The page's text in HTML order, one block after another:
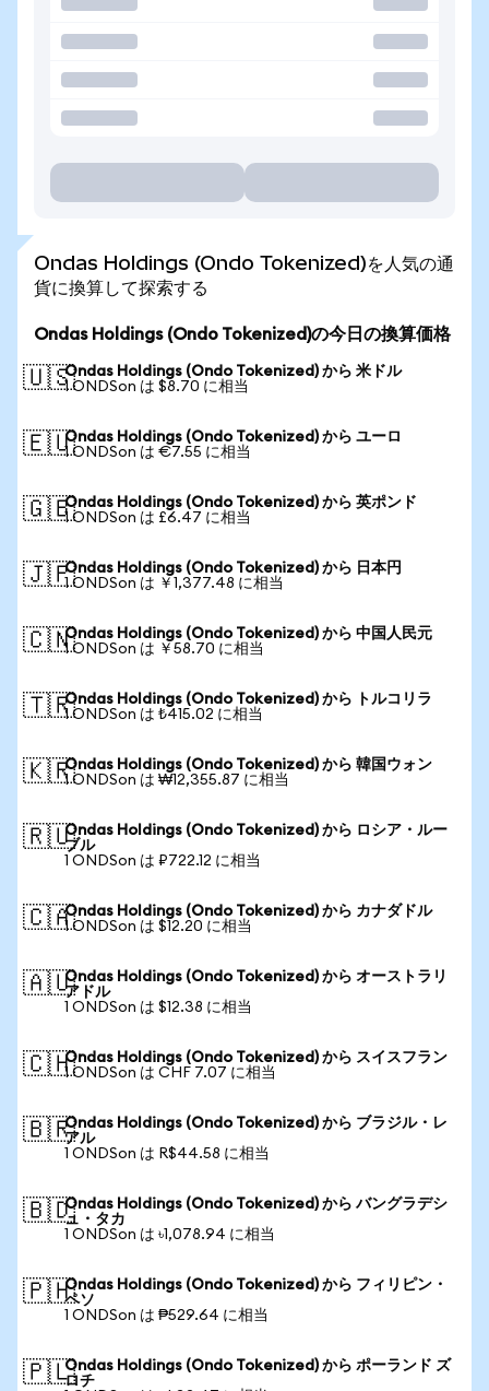
Ondas Holdings (Ondo Tokenized)を人気の通
貨に換算して探索する
Ondas Holdings (Ondo Tokenized)の今日の換算価格
🇺🇸Ondas Holdings (Ondo Tokenized) から 米ドル
1 ONDSon は $8.70 に相当
🇪🇺Ondas Holdings (Ondo Tokenized) から ユーロ
1 ONDSon は €7.55 に相当
🇬🇧Ondas Holdings (Ondo Tokenized) から 英ポンド
1 ONDSon は £6.47 に相当
🇯🇵Ondas Holdings (Ondo Tokenized) から 日本円
1 ONDSon は ￥1,377.48 に相当
🇨🇳Ondas Holdings (Ondo Tokenized) から 中国人民元
1 ONDSon は ￥58.70 に相当
🇹🇷Ondas Holdings (Ondo Tokenized) から トルコリラ
1 ONDSon は ₺415.02 に相当
🇰🇷Ondas Holdings (Ondo Tokenized) から 韓国ウォン
1 ONDSon は ₩12,355.87 に相当
🇷🇺Ondas Holdings (Ondo Tokenized) から ロシア・ルー
ブル
1 ONDSon は ₽722.12 に相当
🇨🇦Ondas Holdings (Ondo Tokenized) から カナダドル
1 ONDSon は $12.20 に相当
🇦🇺Ondas Holdings (Ondo Tokenized) から オーストラリ
アドル
1 ONDSon は $12.38 に相当
🇨🇭Ondas Holdings (Ondo Tokenized) から スイスフラン
1 ONDSon は CHF 7.07 に相当
🇧🇷Ondas Holdings (Ondo Tokenized) から ブラジル・レ
アル
1 ONDSon は R$44.58 に相当
🇧🇩Ondas Holdings (Ondo Tokenized) から バングラデシ
ュ・タカ
1 ONDSon は ৳1,078.94 に相当
🇵🇭Ondas Holdings (Ondo Tokenized) から フィリピン・
ペソ
1 ONDSon は ₱529.64 に相当
🇵🇱Ondas Holdings (Ondo Tokenized) から ポーランド ズ
ロチ